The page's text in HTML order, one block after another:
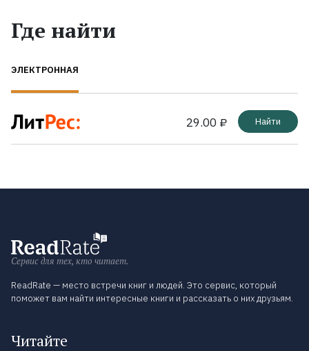
Где найти
ЭЛЕКТРОННАЯ
29.00 ₽ Найти
Сервис для тех, кто читает.
ReadRate — место встречи книг и людей. Это сервис, который
поможет вам найти интересные книги и рассказать о них друзьям.
Читайте